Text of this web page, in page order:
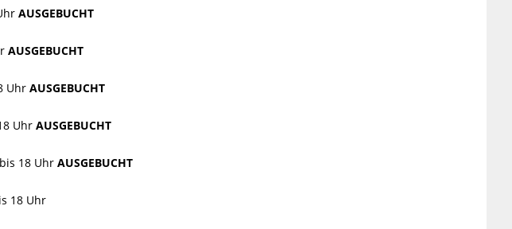
AUSGEBUCHT
AUSGEBUCHT
Uhr AUSGEBUCHT
UhrAUSGEBUCHT
18 Uhr AUSGEBUCHT
18 Uhr